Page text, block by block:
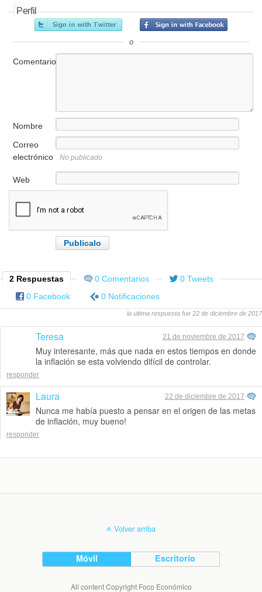
Perfil
o
Comentario
Nombre
Correo
electrónico
No publicado
Web
2 Respuestas 0 Comentarios
0 Tweets
0 Facebook
0 Notificaciones
la ultima respuesta fue 22 de diciembre de 2017
Teresa 21 de noviembre de 2017
Muy interesante, más que nada en estos tiempos en donde
la inflación se esta volviendo difícil de controlar.
responder
Laura 22 de diciembre de 2017
Nunca me había puesto a pensar en el origen de las metas
de inflación, muy bueno!
responder
Volver arriba
Móvil Escritorio
All content Copyright Foco Económico